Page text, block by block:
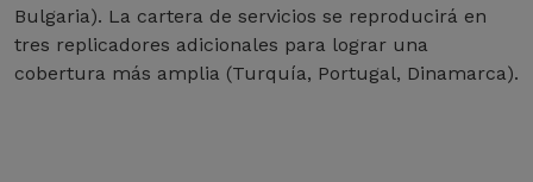
Bulgaria). La cartera de servicios se reproducirá en
tres replicadores adicionales para lograr una
cobertura más amplia (Turquía, Portugal, Dinamarca).